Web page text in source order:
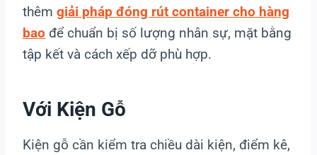
thêm giải pháp đóng rút container cho hàng
bao để chuẩn bị số lượng nhân sự, mặt bằng
tập kết và cách xếp dỡ phù hợp.
Với Kiện Gỗ
Kiện gỗ cần kiểm tra chiều dài kiện, điểm kê,